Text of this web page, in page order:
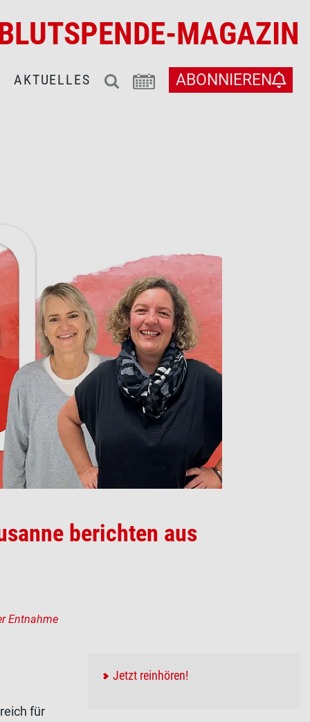
MAGAZIN
AKTUELLES ABONNIEREN
berichten aus
Entnahme
für
Jetzt reinhören!